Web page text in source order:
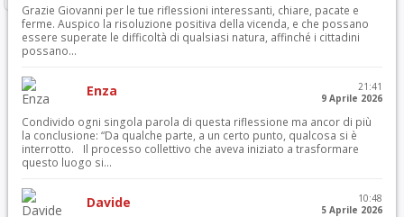
Grazie Giovanni per le tue riflessioni interessanti, chiare, pacate e
ferme. Auspico la risoluzione positiva della vicenda, e che possano
essere superate le difficoltà di qualsiasi natura, affinché i cittadini
possano...
Enza
21:41
9 Aprile 2026
Condivido ogni singola parola di questa riflessione ma ancor di più
la conclusione: “Da qualche parte, a un certo punto, qualcosa si è
interrotto. Il processo collettivo che aveva iniziato a trasformare
questo luogo si...
Davide
10:48
5 Aprile 2026